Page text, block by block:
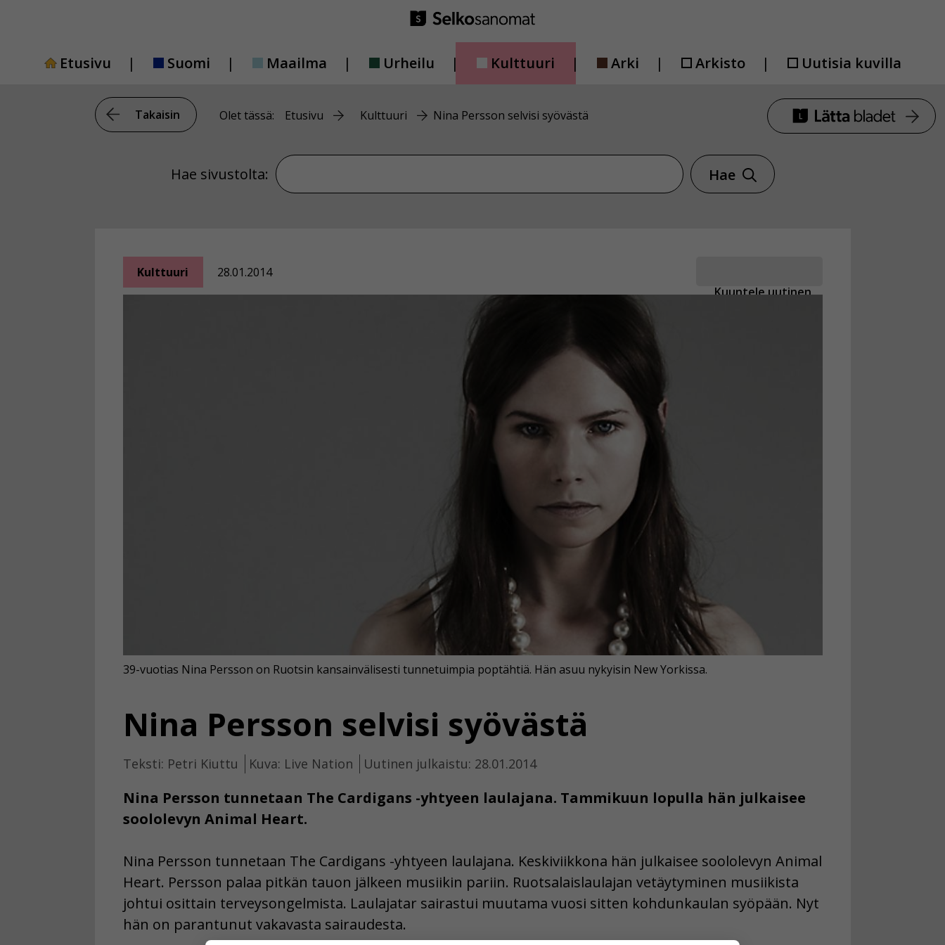
Etusivu
Suomi Maailma Urheilu Kulttuuri Arki Arkisto Uutisia kuvilla
Takaisin Olet tässä: Etusivu Kulttuuri Nina Persson selvisi syövästä
Hae sivustolta: Hae sivustolta
Hae
Kuuntele uutinen
Kulttuuri 28.01.2014
Nina Persson selvisi syövästä
Teksti: Petri Kiuttu Kuva: Live Nation Uutinen julkaistu: 28.01.2014
Nina Persson tunnetaan The Cardigans -yhtyeen laulajana. Tammikuun lopulla hän julkaisee
soololevyn Animal Heart.
39-vuotias Nina Persson on Ruotsin kansainvälisesti tunnetuimpia poptähtiä. Hän asuu nykyisin New Yorkissa.
Nina Persson tunnetaan The Cardigans -yhtyeen laulajana. Keskiviikkona hän julkaisee soololevyn Animal
Heart. Persson palaa pitkän tauon jälkeen musiikin pariin. Ruotsalaislaulajan vetäytyminen musiikista
johtui osittain terveysongelmista. Laulajatar sairastui muutama vuosi sitten kohdunkaulan syöpään. Nyt
hän on parantunut vakavasta sairaudesta.